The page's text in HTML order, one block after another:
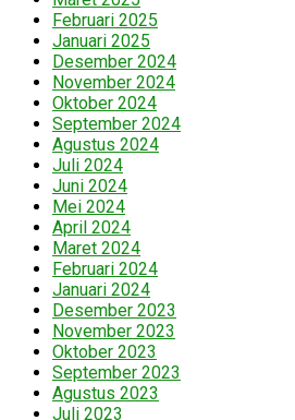
Februari 2025
Januari 2025
Desember 2024
November 2024
Oktober 2024
September 2024
Agustus 2024
Juli 2024
Juni 2024
Mei 2024
April 2024
Maret 2024
Februari 2024
Januari 2024
Desember 2023
November 2023
Oktober 2023
September 2023
Agustus 2023
Juli 2023